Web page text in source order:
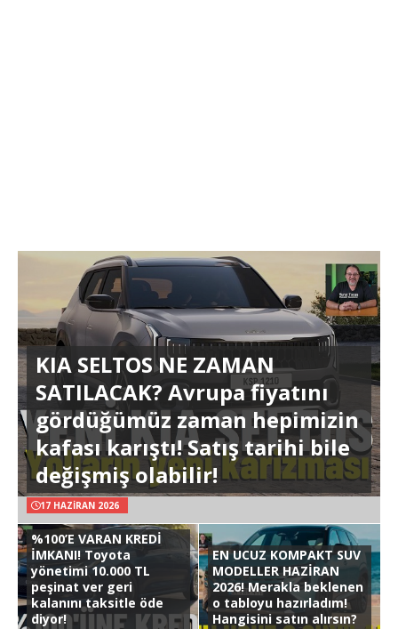
KIA SELTOS NE ZAMAN
SATILACAK? Avrupa fiyatını
gördüğümüz zaman hepimizin
kafası karıştı! Satış tarihi bile
değişmiş olabilir!
17 HAZIRAN 2026
%100’E VARAN KREDİ
İMKANI! Toyota
yönetimi 10.000 TL
peşinat ver geri
kalanını taksitle öde
diyor!
EN UCUZ KOMPAKT SUV
MODELLER HAZİRAN
2026! Merakla beklenen
o tabloyu hazırladım!
Hangisini satın alırsın?